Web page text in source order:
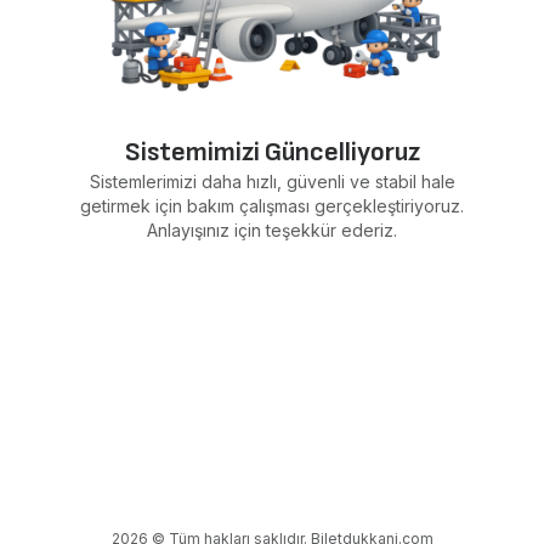
Sistemimizi Güncelliyoruz
Sistemlerimizi daha hızlı, güvenli ve stabil hale
getirmek için bakım çalışması gerçekleştiriyoruz.
Anlayışınız için teşekkür ederiz.
2026 © Tüm hakları saklıdır. Biletdukkani.com